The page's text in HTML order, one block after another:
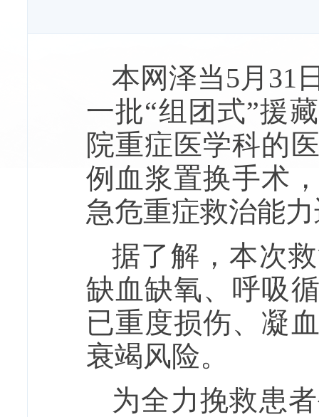
本网泽当5月31
一批“组团式”援
院重症医学科的
例血浆置换手术
急危重症救治能
据了解，本次
缺血缺氧、呼吸
已重度损伤、凝
衰竭风险。
为全力挽救患